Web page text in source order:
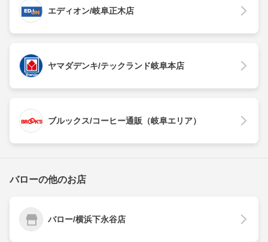
エディオン/岐阜正木店
ヤマダデンキ/テックランド岐阜本店
ブルックス/コーヒー通販（岐阜エリア）
バローの他のお店
バロー/横浜下永谷店